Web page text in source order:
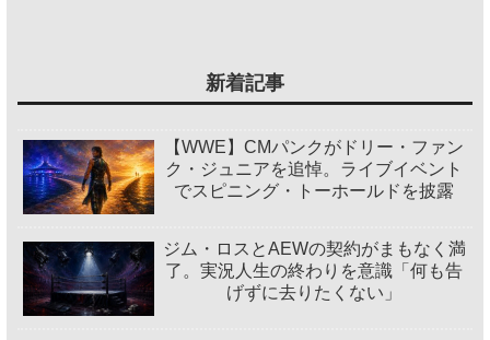
新着記事
【WWE】CMパンクがドリー・ファン
ク・ジュニアを追悼。ライブイベント
でスピニング・トーホールドを披露
ジム・ロスとAEWの契約がまもなく満
了。実況人生の終わりを意識「何も告
げずに去りたくない」